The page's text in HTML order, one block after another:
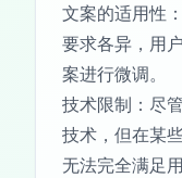
文案的适用性
要求各异，用
案进行微调。
技术限制：尽
技术，但在某
无法完全满足